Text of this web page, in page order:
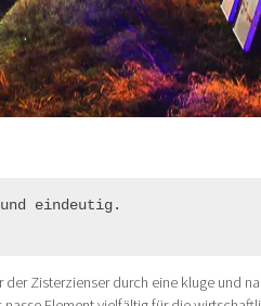
eindeutig.
Zisterzienser durch eine kluge und